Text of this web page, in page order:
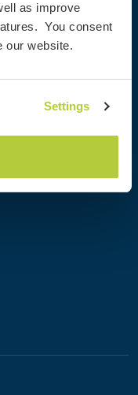
as improve
You consent
our website.
Settings